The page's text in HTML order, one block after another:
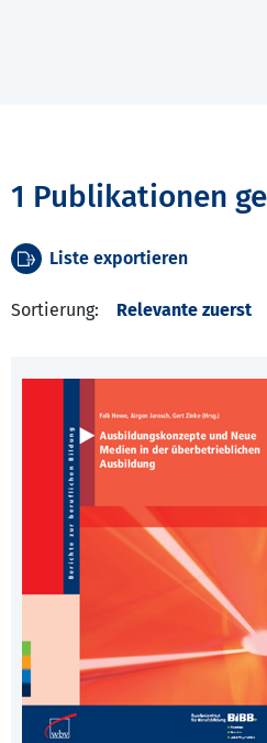
1 Publikationen
Liste exportieren
Sortierung: